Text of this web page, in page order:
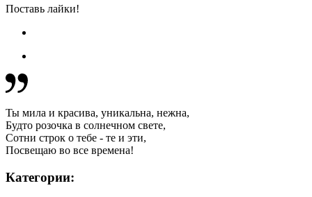
Поставь лайки!
Ты мила и красива, уникальна, нежна,
Будто розочка в солнечном свете,
Сотни строк о тебе - те и эти,
Посвещаю во все времена!
Категории: